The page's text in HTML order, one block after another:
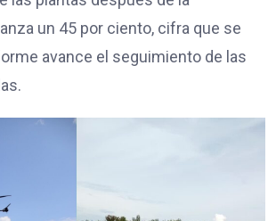
un 45 por ciento, cifra que se
avance el seguimiento de las